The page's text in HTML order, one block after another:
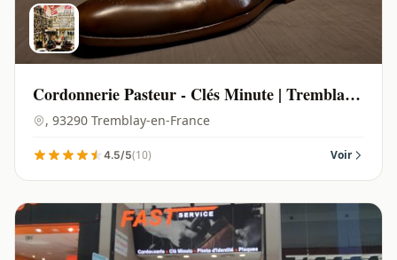
Cordonnerie Pasteur - Clés Minute | Tremblay-
en-France - 93290
, 93290 Tremblay-en-France
4.5/5(10) Voir